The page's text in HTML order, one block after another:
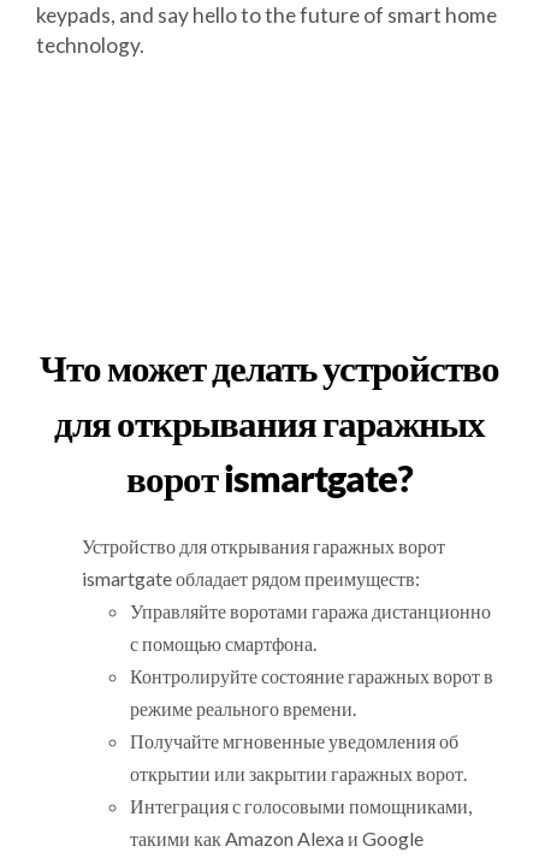
keypads, and say hello to the future of smart home
technology.
Что может делать устройство
для открывания гаражных
ворот ismartgate?
Устройство для открывания гаражных ворот
ismartgate обладает рядом преимуществ:
Управляйте воротами гаража дистанционно
с помощью смартфона.
Контролируйте состояние гаражных ворот в
режиме реального времени.
Получайте мгновенные уведомления об
открытии или закрытии гаражных ворот.
Интеграция с голосовыми помощниками,
такими как Amazon Alexa и Google